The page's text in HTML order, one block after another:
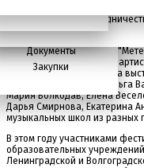
Документы
Закупки
Приглашаем к
17 апреля в
состоялся концерт в рамках
гуслях "Гуслей серебристый
петербургская школа
народных инструментов
дирижёр - заслуженный
сопровождении оркестра
Константин Шаханов, Ольга
Мария Волкодав, Елена
Дарья Смирнова, Екатерина
музыкальных школ из разных
В этом году участниками
образовательных
Ленинградской и